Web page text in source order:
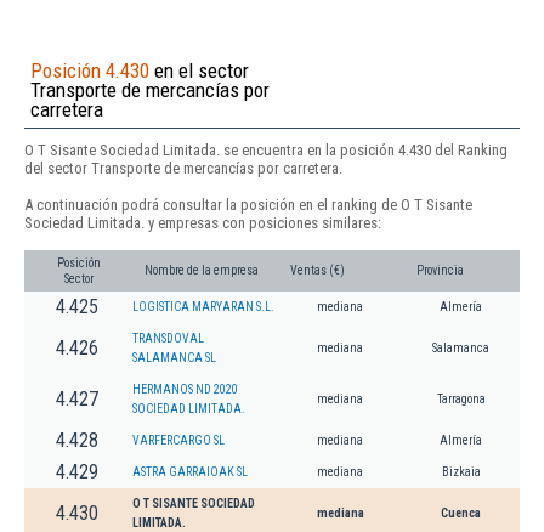
Posición 4.430 en el sector
Transporte de mercancías por
carretera
O T Sisante Sociedad Limitada. se encuentra en la posición 4.430 del Ranking
del sector Transporte de mercancías por carretera.
A continuación podrá consultar la posición en el ranking de O T Sisante
Sociedad Limitada. y empresas con posiciones similares:
Posición
Sector
Nombre de la empresa Ventas (€) Provincia
4.425 LOGISTICA MARYARAN S.L. mediana Almería
4.426
TRANSDOVAL
SALAMANCA SL
mediana Salamanca
4.427
HERMANOS ND 2020
SOCIEDAD LIMITADA.
mediana Tarragona
4.428 VARFERCARGO SL mediana Almería
4.429 ASTRA GARRAIOAK SL mediana Bizkaia
4.430
O T SISANTE SOCIEDAD
LIMITADA.
mediana Cuenca